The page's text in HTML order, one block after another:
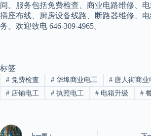
间。服务包括免费检查、商业电路维修、电
插座布线、厨房设备线路、断路器维修、
务。欢迎致电 646-309-4965。
标签
#免费检查 #华埠商业电工 # 唐人街商业
#店铺电工 #执照电工 # 电箱升级 #